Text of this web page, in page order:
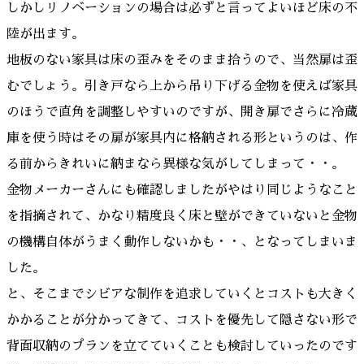
しかしリノベーションの場合は必ずと言ってよいほど床の不
陸が出ます。
地板のない家具は床の歪みをそのまま拾うので、当然扉は歪
むでしょう。引き戸なら上から吊り下げる金物を使えば家具
のほうで直角を調整しやすいのですが、開き扉でさらに冷蔵
庫を使う時はその扉が家具内に格納される形というのは、作
る前からきれいに納まなら異様な気がしてしまって・・。
金物メーカーさんにも確認しましたがやはり同じようなこと
を指摘されて、かなり精度良く床と壁ができていないと金物
の機構自体がうまく動作しないかも・・、となってしまいま
した。
と、そこまでシビアな制作を追求していくとコストも大きく
かかることが分かってきて、コストを優先して隠さない形で
背面収納のプランを立てていくことも検討していったのです